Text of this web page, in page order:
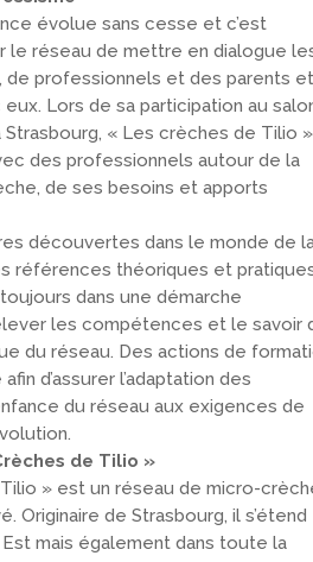
évolue sans cesse et c’est
le réseau de mettre en dialogue
de professionnels et des parents et
Lors de sa participation au
« Les crèches de Tilio
des professionnels autour de la
de ses besoins et apports
découvertes dans le monde de
références théoriques et
dans une démarche
les compétences et le savoir
du réseau. Des actions de
d’assurer l’adaptation des
du réseau aux exigences de
de Tilio »
» est un réseau de micro-
Originaire de Strasbourg, il s’étend
mais également dans toute la